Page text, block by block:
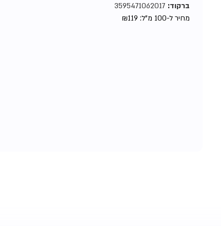
ברקוד:
מחיר ל-100 מ"ל:
₪119